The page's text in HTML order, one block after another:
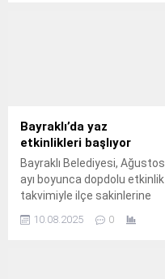
Bayraklı’da yaz
etkinlikleri başlıyor
Bayraklı Belediyesi, Ağustos
ayı boyunca dopdolu etkinlik
takvimiyle ilçe sakinlerine
sunmaya hazırlanıyor.
10.08.2025 0